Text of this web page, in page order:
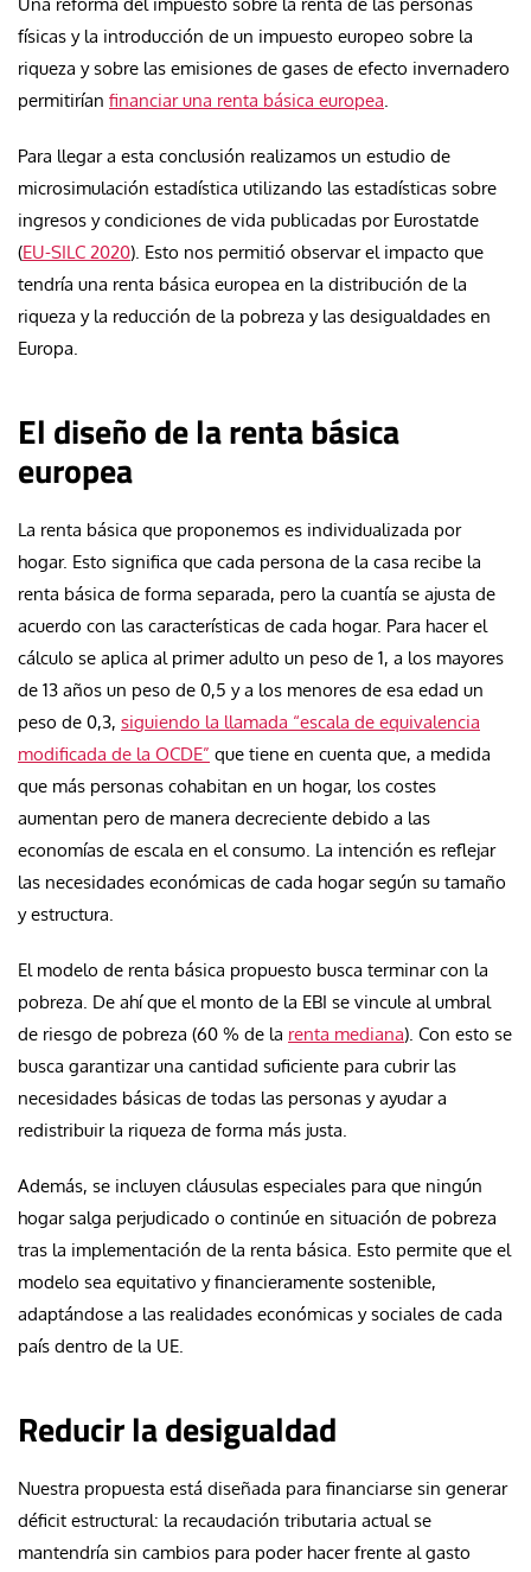
físicas y la introducción de un impuesto europeo sobre la
riqueza y sobre las emisiones de gases de efecto invernadero
permitirían financiar una renta básica europea.
Para llegar a esta conclusión realizamos un estudio de
microsimulación estadística utilizando las estadísticas sobre
ingresos y condiciones de vida publicadas por Eurostatde
(EU-SILC 2020). Esto nos permitió observar el impacto que
tendría una renta básica europea en la distribución de la
riqueza y la reducción de la pobreza y las desigualdades en
Europa.
El diseño de la renta básica
europea
La renta básica que proponemos es individualizada por
hogar. Esto significa que cada persona de la casa recibe la
renta básica de forma separada, pero la cuantía se ajusta de
acuerdo con las características de cada hogar. Para hacer el
cálculo se aplica al primer adulto un peso de 1, a los mayores
de 13 años un peso de 0,5 y a los menores de esa edad un
peso de 0,3, siguiendo la llamada “escala de equivalencia
modificada de la OCDE” que tiene en cuenta que, a medida
que más personas cohabitan en un hogar, los costes
aumentan pero de manera decreciente debido a las
economías de escala en el consumo. La intención es reflejar
las necesidades económicas de cada hogar según su tamaño
y estructura.
El modelo de renta básica propuesto busca terminar con la
pobreza. De ahí que el monto de la EBI se vincule al umbral
de riesgo de pobreza (60 % de la renta mediana). Con esto se
busca garantizar una cantidad suficiente para cubrir las
necesidades básicas de todas las personas y ayudar a
redistribuir la riqueza de forma más justa.
Además, se incluyen cláusulas especiales para que ningún
hogar salga perjudicado o continúe en situación de pobreza
tras la implementación de la renta básica. Esto permite que el
modelo sea equitativo y financieramente sostenible,
adaptándose a las realidades económicas y sociales de cada
país dentro de la UE.
Reducir la desigualdad
Nuestra propuesta está diseñada para financiarse sin generar
déficit estructural: la recaudación tributaria actual se
mantendría sin cambios para poder hacer frente al gasto